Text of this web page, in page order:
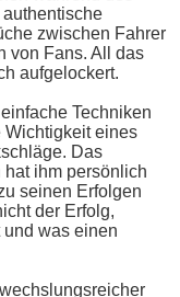
zwischen Fahrer
von Fans. All das
aufgelockert.
Techniken
Wichtigkeit eines
Das
ihm persönlich
seinen Erfolgen
der Erfolg,
und was einen